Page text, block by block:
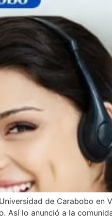
de Carabobo en
Así lo anunció a la